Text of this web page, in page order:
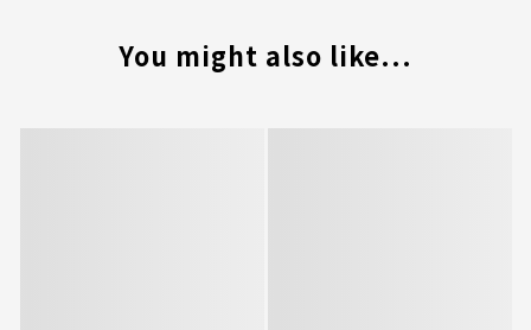
You might also like...